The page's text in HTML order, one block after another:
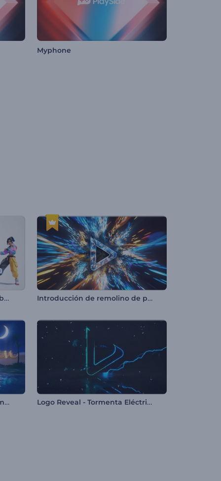
Myphone
Introducción a los gestos de baile de Fortnite Introducción de remolino de partículas brillantes
Intro - Luna Creciente de Ramadán Logo Reveal - Tormenta Eléctrica